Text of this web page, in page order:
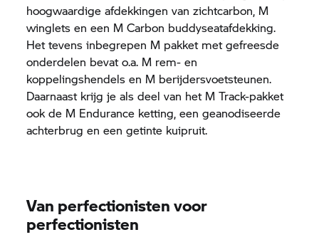
hoogwaardige afdekkingen van zichtcarbon, M
winglets en een M Carbon buddyseatafdekking.
Het tevens inbegrepen M pakket met gefreesde
onderdelen bevat o.a. M rem- en
koppelingshendels en M berijdersvoetsteunen.
Daarnaast krijg je als deel van het M Track-pakket
ook de M Endurance ketting, een geanodiseerde
achterbrug en een getinte kuipruit.
Van perfectionisten voor
perfectionisten